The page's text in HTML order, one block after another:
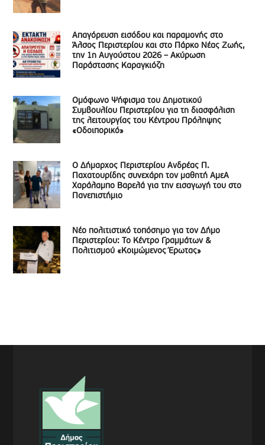
Απαγόρευση εισόδου και παραμονής στο
Άλσος Περιστερίου και στο Πάρκο Νέας Ζωής,
την 1η Αυγούστου 2026 – Ακύρωση
Παράστασης Καραγκιόζη
Ομόφωνο Ψήφισμα του Δημοτικού
Συμβουλίου Περιστερίου για τη διασφάλιση
της λειτουργίας του Κέντρου Πρόληψης
«Οδοιπορικό»
Ο Δήμαρχος Περιστερίου Ανδρέας Π.
Παχατουρίδης συνεχάρη τον μαθητή ΑμεΑ
Χαράλαμπο Βαρελά για την εισαγωγή του στο
Πανεπιστήμιο
Νέο πολιτιστικό τοπόσημο για τον Δήμο
Περιστερίου: Το Κέντρο Γραμμάτων &
Πολιτισμού «Κοιμώμενος Έρωτας»